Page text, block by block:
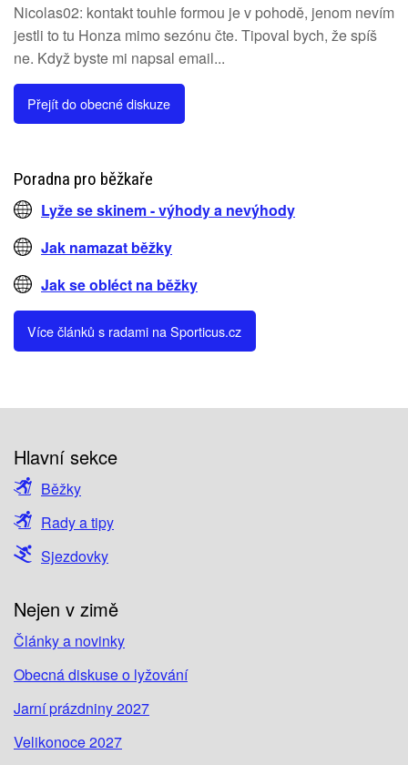
Nicolas02: kontakt touhle formou je v pohodě, jenom nevím
jestli to tu Honza mimo sezónu čte. Tipoval bych, že spíš
ne. Když byste mi napsal email...
Přejít do obecné diskuze
Poradna pro běžkaře
Lyže se skinem - výhody a nevýhody
Jak namazat běžky
Jak se obléct na běžky
Více článků s radami na Sporticus.cz
Hlavní sekce
Běžky
Rady a tipy
Sjezdovky
Nejen v zimě
Články a novinky
Obecná diskuse o lyžování
Jarní prázdniny 2027
Velikonoce 2027